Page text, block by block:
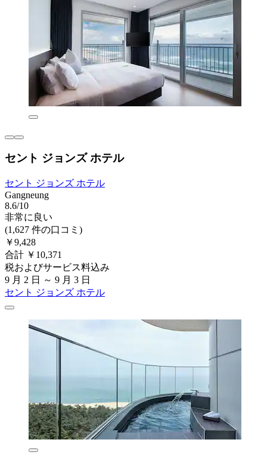
セント ジョンズ ホテル
セント ジョンズ ホテル
Gangneung
8.6/10
非常に良い
(1,627 件の口コミ)
￥9,428
合計 ￥10,371
税およびサービス料込み
9 月 2 日 ～ 9 月 3 日
セント ジョンズ ホテル